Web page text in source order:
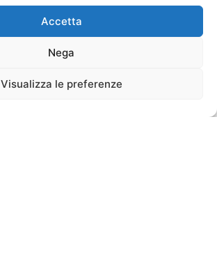
Accetta
Nega
Visualizza le preferenze